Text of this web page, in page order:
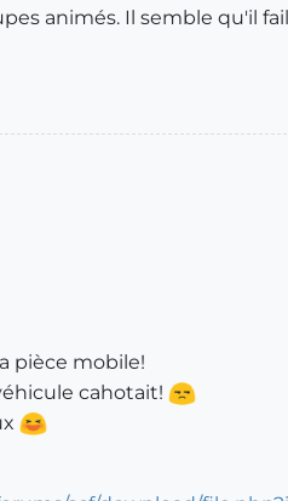
animés. Il semble qu'il
pièce mobile!
cahotait!